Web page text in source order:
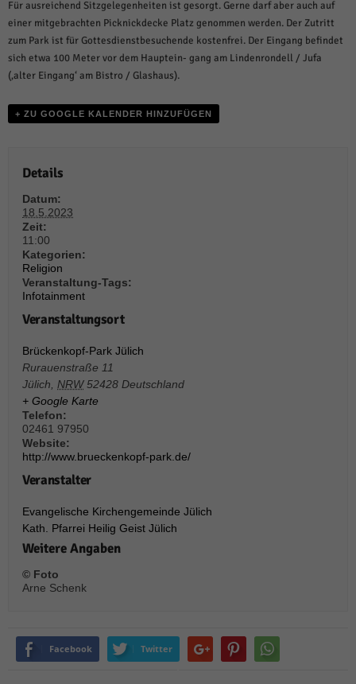
Für ausreichend Sitzgelegenheiten ist gesorgt. Gerne darf aber auch auf
einer mitgebrachten Picknickdecke Platz genommen werden. Der Zutritt
zum Park ist für Gottesdienstbesuchende kostenfrei. Der Eingang befindet
sich etwa 100 Meter vor dem Hauptein- gang am Lindenrondell / Jufa
(‚alter Eingang‘ am Bistro / Glashaus).
+ ZU GOOGLE KALENDER HINZUFÜGEN
Details
Datum:
18.5.2023
Zeit:
11:00
Kategorien:
Religion
Veranstaltung-Tags:
Infotainment
Veranstaltungsort
Brückenkopf-Park Jülich
Rurauenstraße 11
Jülich, NRW 52428 Deutschland
+ Google Karte
Telefon:
02461 97950
Website:
http://www.brueckenkopf-park.de/
Veranstalter
Evangelische Kirchengemeinde Jülich
Kath. Pfarrei Heilig Geist Jülich
Weitere Angaben
© Foto
Arne Schenk
Facebook Twitter
auswählen.
Speichern und weiter
Zurück
Essenziell (1)
Statistiken (1)
Statistik Cookies erfassen Informationen anonym. Diese Informationen helfen
uns zu verstehen, wie unsere Besucher unsere Website nutzen.
Marketing (1)
Marketing-Cookies werden von Drittanbietern oder Publishern verwendet,
über Websites hinweg verfolgen.
Cookie-Informationen anzeigen
Externe Medien (6)
Inhalte von Videoplattformen und Social-Media-Plattformen werden
standardmäßig blockiert. Wenn Cookies von externen Medien akzeptiert
werden, bedarf der Zugriff auf diese Inhalte keiner manuellen Einwilligung
mehr.
powered by Borlabs Cookie